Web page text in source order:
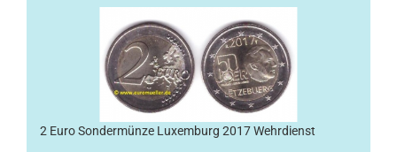
2 Euro Sondermünze Luxemburg 2017 Wehrdienst